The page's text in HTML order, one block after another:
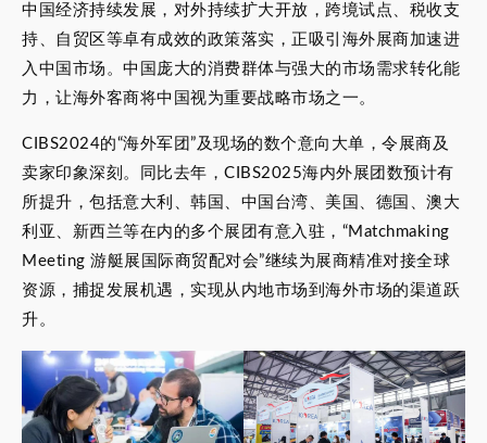
中国经济持续发展，对外持续扩大开放，跨境试点、税收支
持、自贸区等卓有成效的政策落实，正吸引海外展商加速进
入中国市场。中国庞大的消费群体与强大的市场需求转化能
力，让海外客商将中国视为重要战略市场之一。
CIBS2024的“海外军团”及现场的数个意向大单，令展商及
卖家印象深刻。同比去年，CIBS2025海内外展团数预计有
所提升，包括意大利、韩国、中国台湾、美国、德国、澳大
利亚、新西兰等在内的多个展团有意入驻，“Matchmaking
Meeting 游艇展国际商贸配对会”继续为展商精准对接全球
资源，捕捉发展机遇，实现从内地市场到海外市场的渠道跃
升。